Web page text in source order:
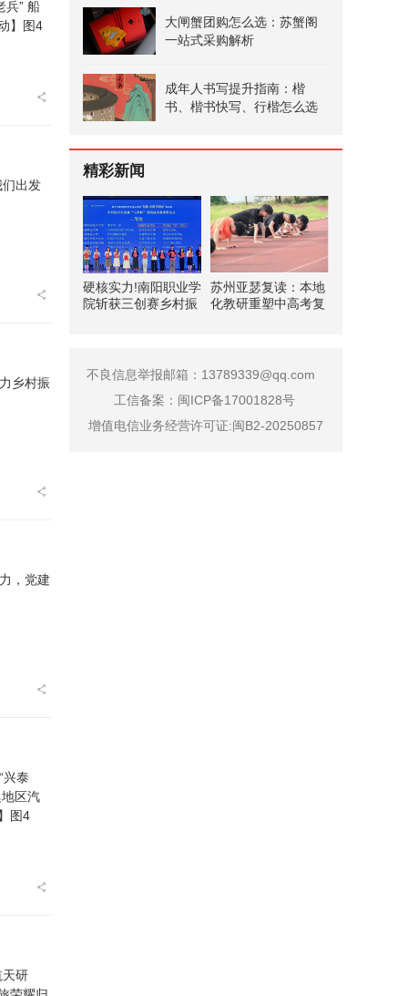
大闸蟹团购怎么选：苏蟹阁
一站式采购解析
成年人书写提升指南：楷
书、楷书快写、行楷怎么选
精彩新闻
硬核实力!南阳职业学
院斩获三创赛乡村振
苏州亚瑟复读：本地
化教研重塑中高考复
不良信息举报邮箱：13789339@qq.com
工信备案： 闽ICP备17001828号
增值电信业务经营许可证:闽B2-20250857